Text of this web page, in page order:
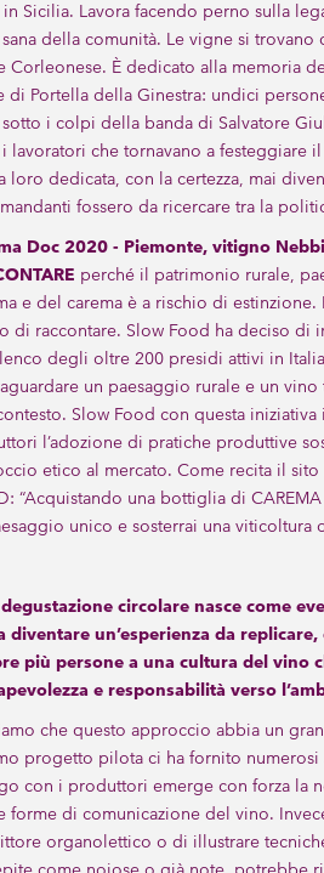
in Sicilia. Lavora facendo perno sulla
della comunità. Le vigne si trovano
Corleonese. È dedicato alla memoria
di Portella della Ginestra: undici
i colpi della banda di Salvatore
lavoratori che tornavano a festeggiare
loro dedicata, con la certezza, mai
fossero da ricercare tra la
Doc 2020 - Piemonte, vitigno
perché il patrimonio rurale,
e del carema è a rischio di estinzione.
di raccontare. Slow Food ha deciso di
degli oltre 200 presidi attivi in
un paesaggio rurale e un
Slow Food con questa
l’adozione di pratiche produttive
etico al mercato. Come recita il sito
“Acquistando una bottiglia di
unico e sosterrai una viticoltura
circolare nasce come
diventare un’esperienza da
più persone a una cultura del vino
e responsabilità verso
che questo approccio abbia un
progetto pilota ci ha fornito numerosi
con i produttori emerge con forza la
forme di comunicazione del vino.
organolettico o di illustrare